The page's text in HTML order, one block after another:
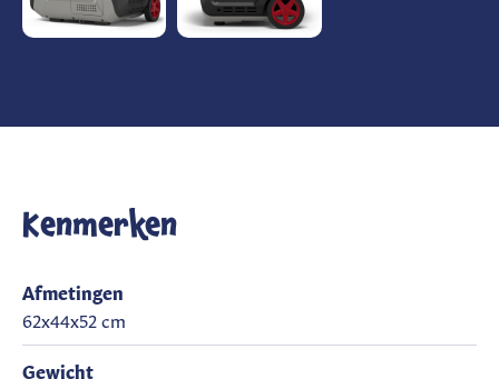
Kenmerken
Afmetingen
62x44x52 cm
Gewicht